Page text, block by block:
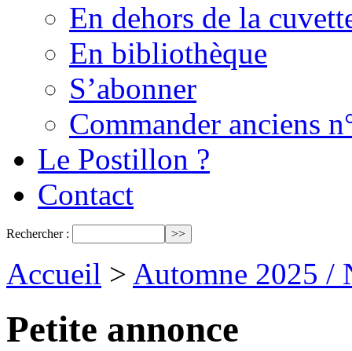
En dehors de la
En bibliothèque
S’abonner
Commander anciens
Le Postillon ?
Contact
Rechercher :
Accueil > Automne 2025 /
Petite annonce